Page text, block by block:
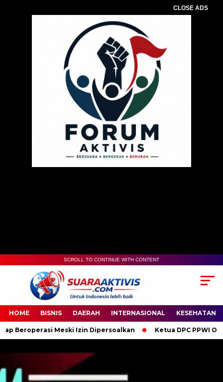
CLOSE ADS
00:00
SCROLL TO CONTINUE WITH CONTENT
HOME BISNIS DAERAH INTERNASIONAL KESEHATAN
Izin Dipersoalkan Ketua DPC PPWI OKI Bersama